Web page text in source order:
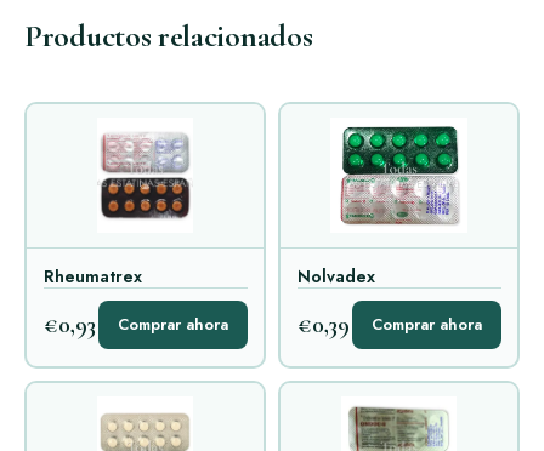
Productos relacionados
Rheumatrex
€0,93 Comprar ahora
Nolvadex
€0,39 Comprar ahora